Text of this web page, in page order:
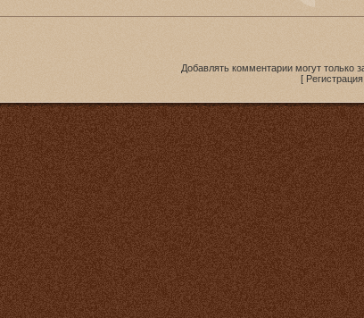
Добавлять комментарии могут только
[ Регистрация